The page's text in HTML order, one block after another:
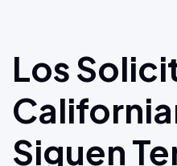
Los
Siguen